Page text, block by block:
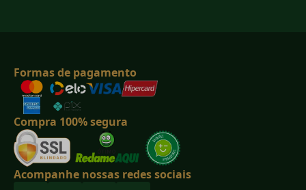
Formas de pagamento
Compra 100% segura
Acompanhe nossas redes sociais